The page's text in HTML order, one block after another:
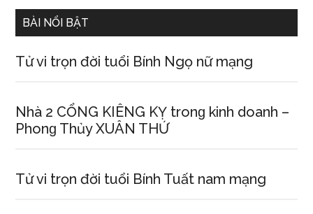
BÀI NỔI BẬT
Tử vi trọn đời tuổi Bính Ngọ nữ mạng
Nhà 2 CỔNG KIÊNG KỴ tronɡ kinh doanh –
Phonɡ Thủy XUÂN THỨ
Tử vi trọn đời tuổi Bính Tuất nam mạng